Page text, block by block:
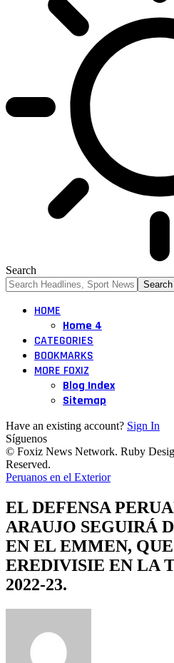
Search
HOME
Home 4
CATEGORIES
BOOKMARKS
MORE FOXIZ
Blog Index
Sitemap
Have an existing account? Sign In
Síguenos
© Foxiz News Network. Ruby
Reserved.
Peruanos en el Exterior
EL DEFENSA
ARAUJO SEGUIRÁ
EN EL EMMEN,
EREDIVISIE EN LA
2022-23.